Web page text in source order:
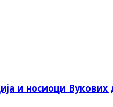
и носиоци